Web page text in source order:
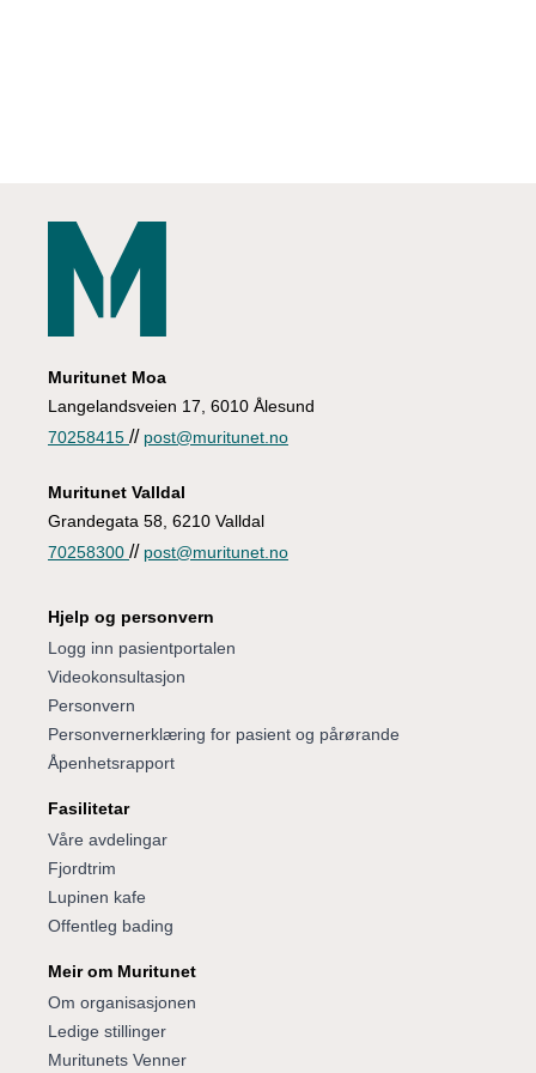
Muritunet Moa
Langelandsveien 17, 6010 Ålesund
70258415 // post@muritunet.no
Muritunet Valldal
Grandegata 58, 6210 Valldal
70258300 // post@muritunet.no
Hjelp og personvern
Logg inn pasientportalen
Videokonsultasjon
Personvern
Personvernerklæring for pasient og pårørande
Åpenhetsrapport
Fasilitetar
Våre avdelingar
Fjordtrim
Lupinen kafe
Offentleg bading
Meir om Muritunet
Om organisasjonen
Ledige stillinger
Muritunets Venner